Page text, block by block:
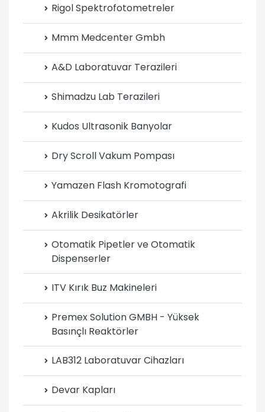
Rigol Spektrofotometreler
Mmm Medcenter Gmbh
A&D Laboratuvar Terazileri
Shimadzu Lab Terazileri
Kudos Ultrasonik Banyolar
Dry Scroll Vakum Pompası
Yamazen Flash Kromotografi
Akrilik Desikatörler
Otomatik Pipetler ve Otomatik
Dispenserler
ITV Kırık Buz Makineleri
Premex Solution GMBH - Yüksek
Basınçlı Reaktörler
LAB312 Laboratuvar Cihazları
Devar Kapları